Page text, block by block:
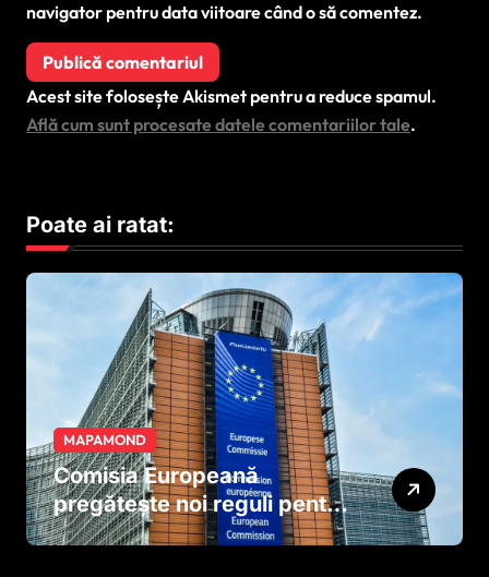
navigator pentru data viitoare când o să comentez.
Acest site folosește Akismet pentru a reduce spamul.
Află cum sunt procesate datele comentariilor tale.
Poate ai ratat:
MAPAMOND
Comisia Europeană
pregătește noi reguli pentru
tutun și țigările electronice